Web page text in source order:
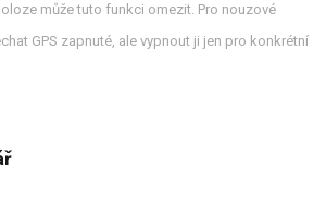
může tuto funkci omezit. Pro nouzové
GPS zapnuté, ale vypnout ji jen pro konkrétní